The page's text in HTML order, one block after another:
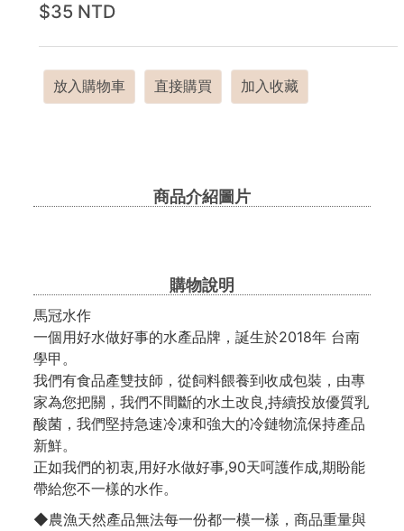
$35 NTD
放入購物車 直接購買 加入收藏
商品介紹圖片
購物說明
馬冠水作
一個用好水做好事的水產品牌，誕生於2018年 台南
學甲。
我們有食品產雙技師，從飼料餵養到收成包裝，由專
家為您把關，我們不間斷的水土改良,持續投放優質乳
酸菌，我們堅持急速冷凍和強大的冷鏈物流保持產品
新鮮。
正如我們的初衷,用好水做好事,90天呵護作成,期盼能
帶給您不一樣的水作。
◆農漁天然產品無法每一份都一模一樣，商品重量與